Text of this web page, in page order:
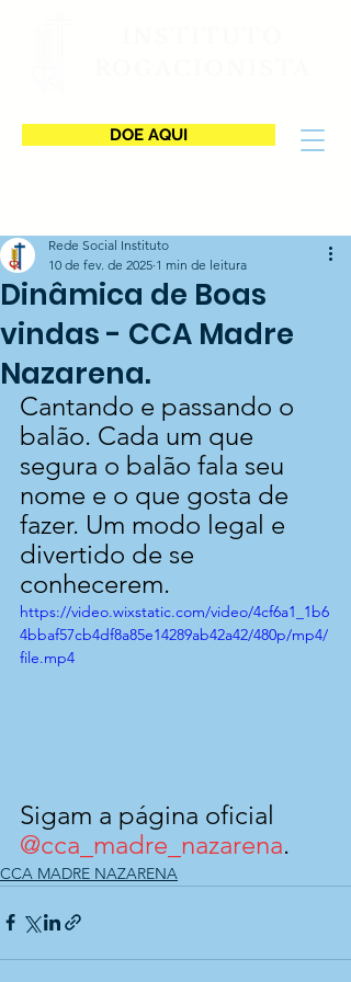
DOE AQUI
Dinâmica de Boas
vindas - CCA Madre
Nazarena.
Rede Social Instituto
10 de fev. de 2025 1 min de leitura
Cantando e passando o
balão. Cada um que
segura o balão fala seu
nome e o que gosta de
fazer. Um modo legal e
divertido de se
conhecerem.
https://video.wixstatic.com/video/4cf6a1_1b6
4bbaf57cb4df8a85e14289ab42a42/480p/mp4/
file.mp4
Sigam a página oficial
@cca_madre_nazarena.
CCA MADRE NAZARENA